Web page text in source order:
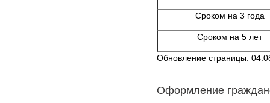
Сроком на 3 года
Сроком на 5 лет
Обновление страницы:
Оформление